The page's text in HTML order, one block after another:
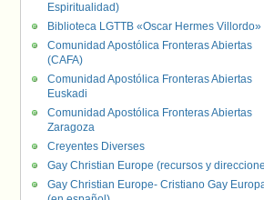
Espiritualidad)
Biblioteca LGTTB «Oscar Hermes Villordo»
Comunidad Apostólica Fronteras Abiertas
(CAFA)
Comunidad Apostólica Fronteras Abiertas
Euskadi
Comunidad Apostólica Fronteras Abiertas
Zaragoza
Creyentes Diverses
Gay Christian Europe (recursos y
Gay Christian Europe- Cristiano Gay